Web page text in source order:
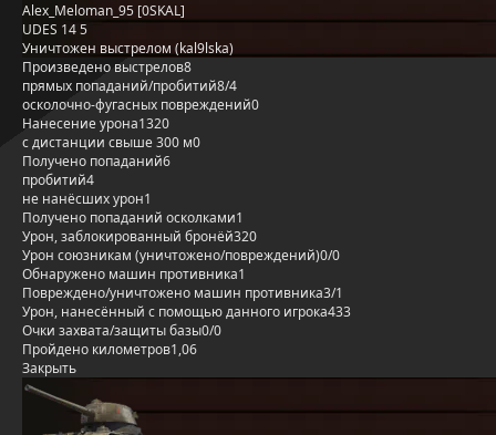
Alex_Meloman_95 [0SKAL]
UDES 14 5
Уничтожен выстрелом (kal9lska)
Произведено выстрелов8
прямых попаданий/пробитий8/4
осколочно-фугасных повреждений0
Нанесение урона1320
с дистанции свыше 300 м0
Получено попаданий6
пробитий4
не нанёсших урон1
Получено попаданий осколками1
Урон, заблокированный бронёй320
Урон союзникам (уничтожено/повреждений)0/0
Обнаружено машин противника1
Повреждено/уничтожено машин противника3/1
Урон, нанесённый с помощью данного игрока433
Очки захвата/защиты базы0/0
Пройдено километров1,06
Закрыть